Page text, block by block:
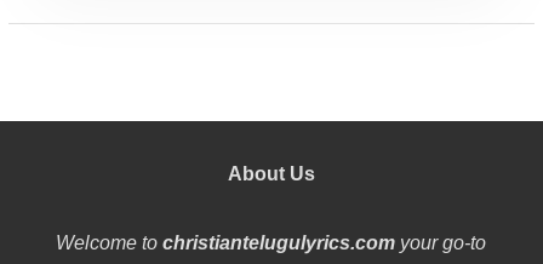
About Us
Welcome tochristiantelugulyrics.com your go-to